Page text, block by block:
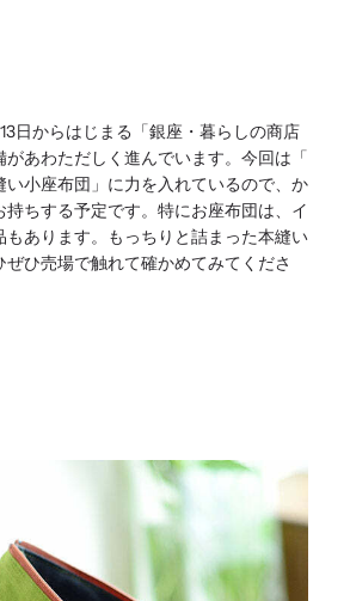
日からはじまる「銀座・暮らしの商店
があわただしく進んでいます。今回は「
小座布団」に力を入れているので、 か
ちする予定です。特にお座布団は、 イ
あります。
もっちりと詰まった本縫い
ぜひ売場で触れて確かめてみてくださ